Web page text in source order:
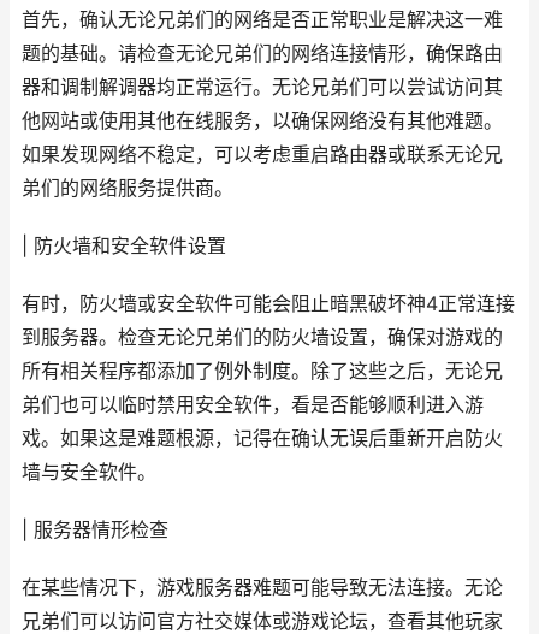
首先，确认无论兄弟们的网络是否正常职业是解决这一难
题的基础。请检查无论兄弟们的网络连接情形，确保路由
器和调制解调器均正常运行。无论兄弟们可以尝试访问其
他网站或使用其他在线服务，以确保网络没有其他难题。
如果发现网络不稳定，可以考虑重启路由器或联系无论兄
弟们的网络服务提供商。
| 防火墙和安全软件设置
有时，防火墙或安全软件可能会阻止暗黑破坏神4正常连接
到服务器。检查无论兄弟们的防火墙设置，确保对游戏的
所有相关程序都添加了例外制度。除了这些之后，无论兄
弟们也可以临时禁用安全软件，看是否能够顺利进入游
戏。如果这是难题根源，记得在确认无误后重新开启防火
墙与安全软件。
| 服务器情形检查
在某些情况下，游戏服务器难题可能导致无法连接。无论
兄弟们可以访问官方社交媒体或游戏论坛，查看其他玩家